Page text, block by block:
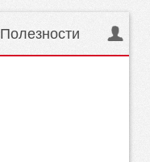
Полезности